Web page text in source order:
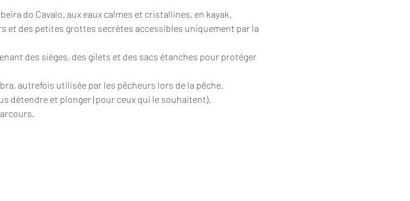
do Cavalo, aux eaux calmes et cristallines, en kayak.
et des petites grottes secrètes accessibles uniquement par la
des sièges, des gilets et des sacs étanches pour protéger
autrefois utilisée par les pêcheurs lors de la pêche.
détendre et plonger (pour ceux qui le souhaitent).